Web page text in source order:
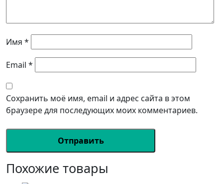
Имя *
Email *
Сохранить моё имя, email и адрес сайта в этом
браузере для последующих моих комментариев.
Похожие товары